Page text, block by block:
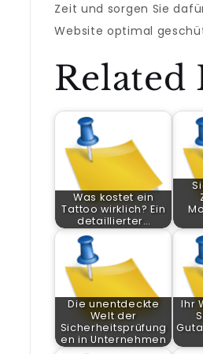
Zeit und sorgen Sie
Website optimal
Related
Was kostet ein
Tattoo wirklich? Ein
detaillierter…
Die unentdeckte
Welt der
Sicherheitsprüfung
en in Unternehmen
Ihr